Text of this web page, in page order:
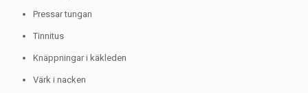
Pressar tungan
Tinnitus
Knäppningar i käkleden
Värk i nacken